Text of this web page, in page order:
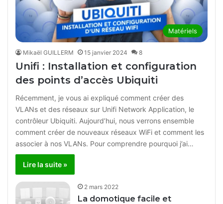
Comment désinstaller Windows 11 et
revenir sur Windows 10 après la mise à
jour
09:5628 octobre 2021
7
Comment créer une clé USB Bootable
Windows 11 avec Rufus ?
8
Comment installer Windows 11 sur un
PC non compatible ? (Problème CPU ou
TPM 2.0)
14:257 octobre 2021
10:285 octobre 2021
Matériels
Mikaël GUILLERM 15 janvier 2024 8
Unifi : Installation et configuration
des points d’accès Ubiquiti
Récemment, je vous ai expliqué comment créer des
VLANs et des réseaux sur Unifi Network Application, le
contrôleur Ubiquiti. Aujourd’hui, nous verrons ensemble
comment créer de nouveaux réseaux WiFi et comment les
associer à nos VLANs. Pour comprendre pourquoi j’ai…
Lire la suite »
2 mars 2022
La domotique facile et